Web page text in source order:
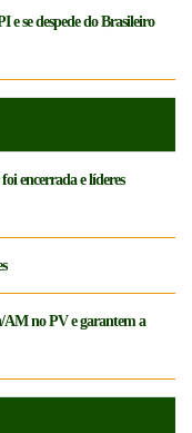
e se despede do Brasileiro
encerrada e líderes
AM no PV e garantem a